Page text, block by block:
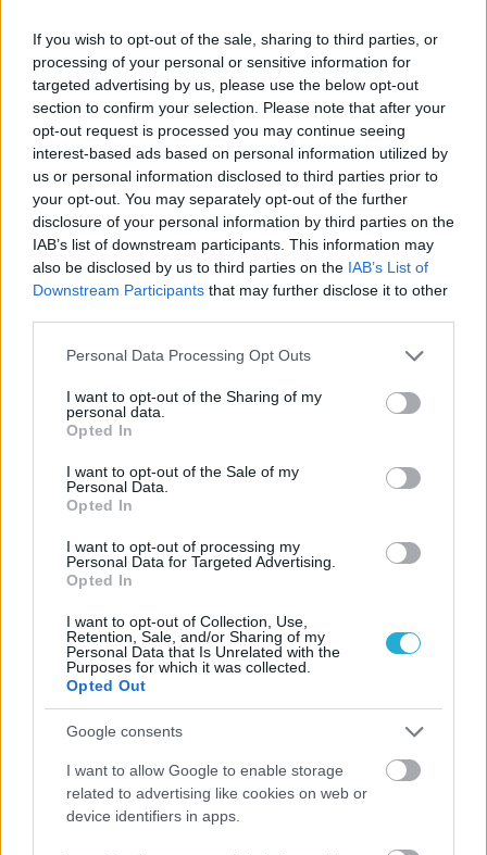
If you wish to opt-out of the sale, sharing to third parties, or
processing of your personal or sensitive information for
targeted advertising by us, please use the below opt-out
section to confirm your selection. Please note that after your
opt-out request is processed you may continue seeing
interest-based ads based on personal information utilized by
us or personal information disclosed to third parties prior to
your opt-out. You may separately opt-out of the further
disclosure of your personal information by third parties on the
IAB’s list of downstream participants. This information may
also be disclosed by us to third parties on the IAB’s List of
Downstream Participants that may further disclose it to other
Please note that this website/app uses one or more Google
not limited to your visit or usage behaviour. You may click to
grant or deny consent to Google and its third-party tags to
use your data for below specified purposes in below Google
consent section.
Personal Data Processing Opt Outs
I want to opt-out of the Sharing of my
personal data.
Opted In
I want to opt-out of the Sale of my
Personal Data.
Opted In
I want to opt-out of processing my
Personal Data for Targeted Advertising.
Opted In
I want to opt-out of Collection, Use,
Retention, Sale, and/or Sharing of my
Personal Data that Is Unrelated with the
Purposes for which it was collected.
Opted Out
Google consents
I want to allow Google to enable storage
related to advertising like cookies on web or
device identifiers in apps.
ιστορία
ΗΛΙΑΣ ΠΑΠΑΪΩΑΝΝΟΥ
Αναγνώριση και σεβασμός
οι σημαντικότερες νίκες του
Α.Ο. Θήρας